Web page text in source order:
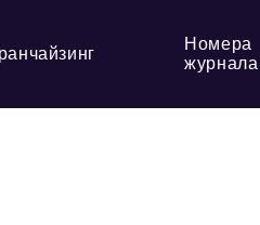
Номера
журнала